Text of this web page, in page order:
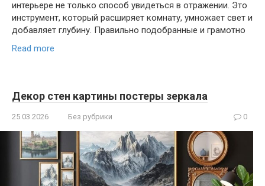
интерьере не только способ увидеться в отражении. Это
инструмент, который расширяет комнату, умножает свет и
добавляет глубину. Правильно подобранные и грамотно
Read more
Декор стен картины постеры зеркала
25.03.2026 Без рубрики 0